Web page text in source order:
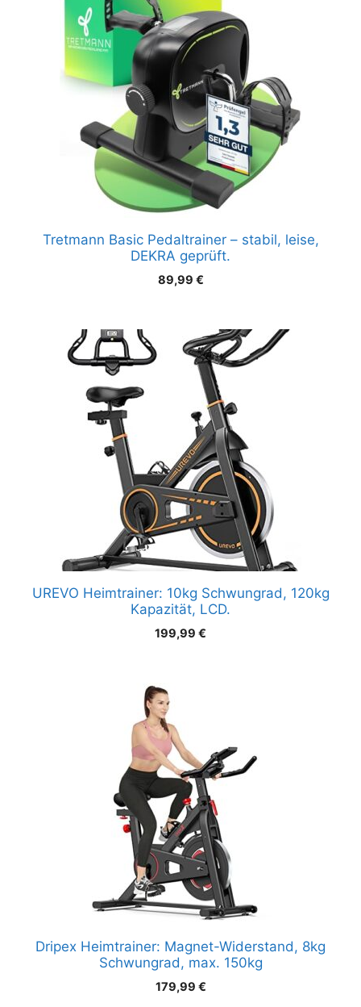
Tretmann Basic Pedaltrainer – stabil, leise,
DEKRA geprüft.
89,99 €
UREVO Heimtrainer: 10kg Schwungrad, 120kg
Kapazität, LCD.
199,99 €
Dripex Heimtrainer: Magnet-Widerstand, 8kg
Schwungrad, max. 150kg
179,99 €